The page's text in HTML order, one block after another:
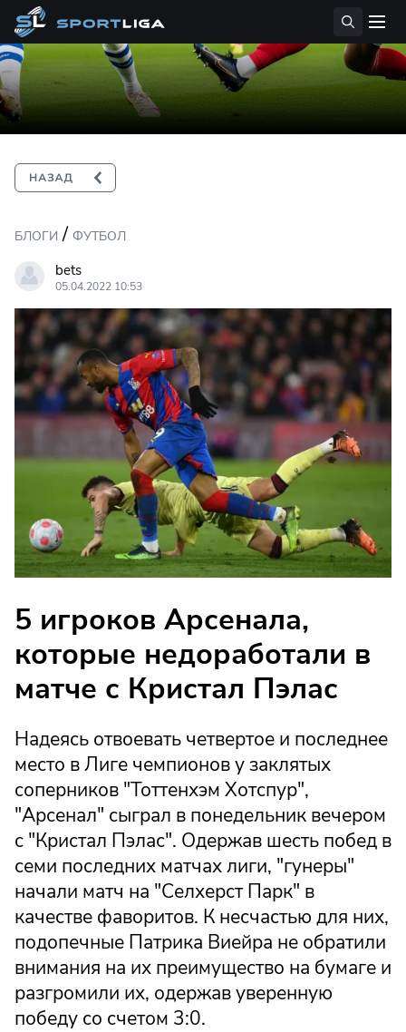
БЛОГИ / ФУТБОЛ
bets
05.04.2022 10:53
5 игроков Арсенала,
которые недоработали в
матче с Кристал Пэлас
Надеясь отвоевать четвертое и последнее
место в Лиге чемпионов у заклятых
соперников "Тоттенхэм Хотспур",
"Арсенал" сыграл в понедельник вечером
с "Кристал Пэлас". Одержав шесть побед в
семи последних матчах лиги, "гунеры"
начали матч на "Селхерст Парк" в
качестве фаворитов. К несчастью для них,
подопечные Патрика Виейра не обратили
внимания на их преимущество на бумаге и
разгромили их, одержав уверенную
победу со счетом 3:0.